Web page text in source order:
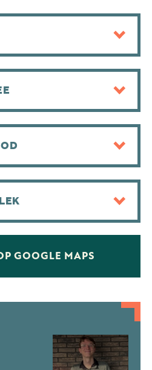
GOOGLE MAPS